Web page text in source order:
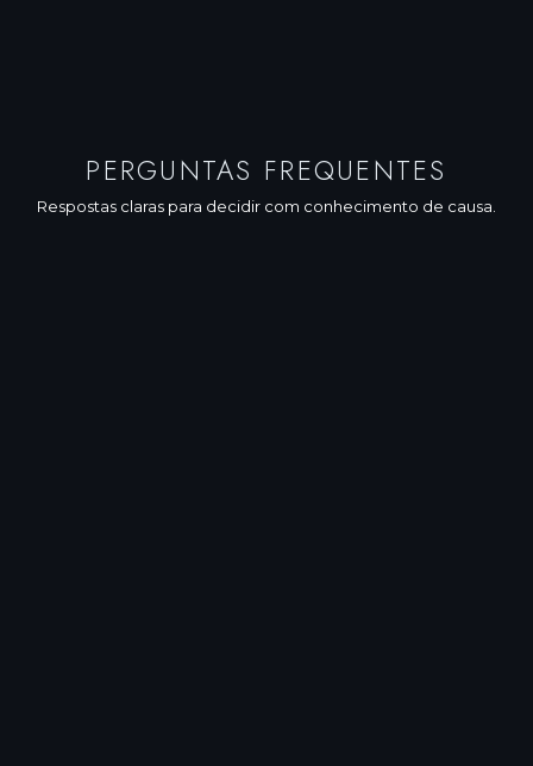
PERGUNTAS FREQUENTES
Respostas claras para decidir com conhecimento de causa.